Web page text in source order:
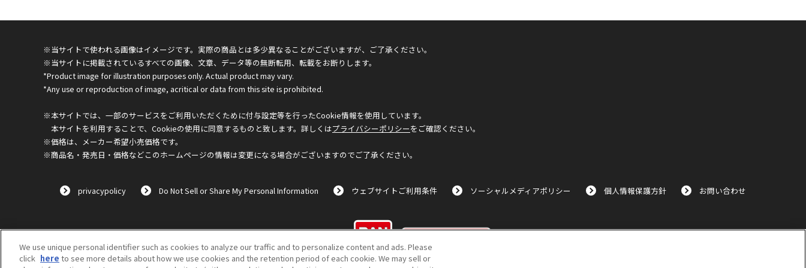
※当サイトで使われる画像はイメージです。実際の商品とは多少異なることがございますが、ご了承ください。
※当サイトに掲載されているすべての画像、文章、データ等の無断転用、転載をお断りします。
*Product image for illustration purposes only. Actual product may vary.
*Any use or reproduction of image, acritical or data from this site is prohibited.
※本サイトでは、一部のサービスをご利用いただくために付与設定等を行ったCookie情報を使用しています。
本サイトを利用することで、Cookieの使用に同意するものと致します。詳しくはプライバシーポリシーをご確認ください。
※価格は、メーカー希望小売価格です。
※商品名・発売日・価格などこのホームページの情報は変更になる場合がございますのでご了承ください。
privacypolicy Do Not Sell or Share My Personal Information ウェブサイトご利用条件 ソーシャルメディアポリシー 個人情報保護方針 お問い合わせ
We use unique personal identifier such as cookies to analyze our traffic and to personalize content and ads. Please
click here to see more details about how we use cookies and the retention period of each cookie. We may sell or